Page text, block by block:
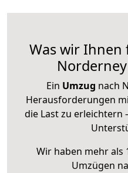
Was wir
Ein Umzug nach
Herausforderungen
die Last zu erleichtern
Wir haben mehr als
Umzügen